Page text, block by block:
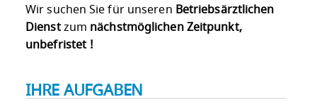
Wir suchen Sie für unseren Betriebsärztlichen
Dienstzum nächstmöglichen Zeitpunkt,
unbefristet !
IHRE AUFGABEN